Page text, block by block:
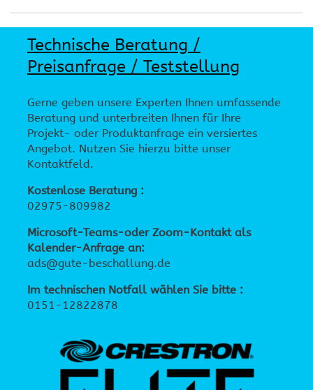
Technische Beratung /
Preisanfrage / Teststellung
Gerne geben unsere Experten Ihnen umfassende
Beratung und unterbreiten Ihnen für Ihre
Projekt- oder Produktanfrage ein versiertes
Angebot. Nutzen Sie hierzu bitte unser
Kontaktfeld.
Kostenlose Beratung :
02975-809982
Microsoft-Teams-oder Zoom-Kontakt als
Kalender-Anfrage an:
ads@gute-beschallung.de
Im technischen Notfall wählen Sie bitte :
0151-12822878